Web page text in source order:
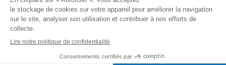
SUIVEZ-NOUS SUR
LES RESEAUX SOCIAUX